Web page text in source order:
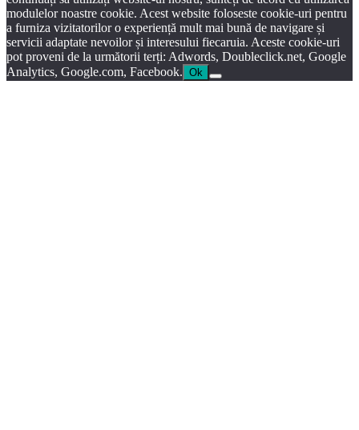
modulelor noastre cookie. Acest website foloseste cookie-uri pentru
a furniza vizitatorilor o experiență mult mai bună de navigare și
servicii adaptate nevoilor și interesului fiecaruia. Aceste cookie-uri
pot proveni de la următorii terți: Adwords, Doubleclick.net, Google
Analytics, Google.com, Facebook. Ok